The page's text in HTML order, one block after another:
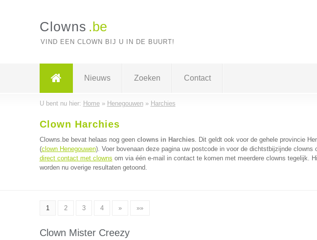
Clowns .be
VIND EEN CLOWN BIJ U IN DE BUURT!
Nieuws Zoeken Contact
U bent nu hier: Home» Henegouwen» Harchies
Clown Harchies
Clowns.be bevat helaas nog geen clowns in Harchies. Dit geldt ook voor de gehele provincie
(clown Henegouwen). Voer bovenaan deze pagina uw postcode in voor de dichtstbijzijnde clowns
direct contact met clowns om via één e-mail in contact te komen met meerdere clowns tegelijk.
worden nu overige resultaten getoond.
1 2 3 4 » »»
Clown Mister Creezy